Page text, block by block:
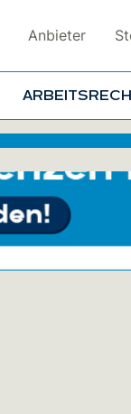
Anbieter